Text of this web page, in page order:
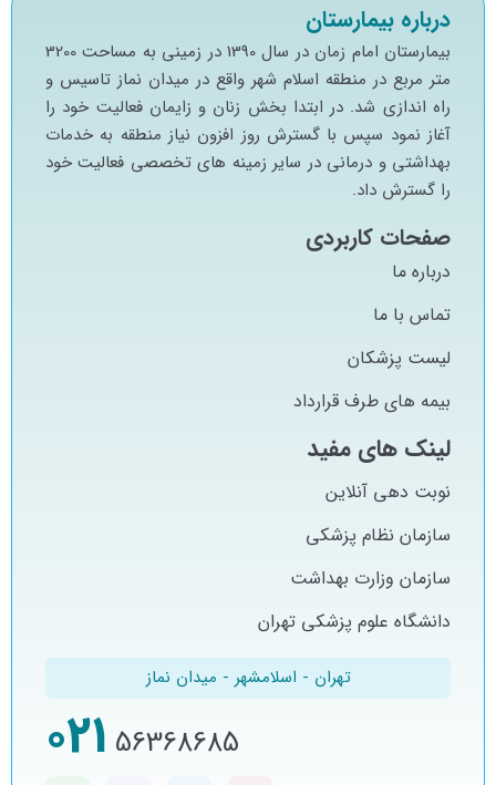
درباره بیمارستان
بيمارستان امام زمان در سال 1390 در زميني به مساحت 3200
متر مربع در منطقه اسلام شهر واقع در ميدان نماز تاسيس و
راه اندازي شد. در ابتدا بخش زنان و زايمان فعاليت خود را
آغاز نمود سپس با گسترش روز افزون نياز منطقه به خدمات
بهداشتي و درماني در ساير زمينه هاي تخصصي فعاليت خود
را گسترش داد.
صفحات کاربردی
درباره ما
تماس با ما
لیست پزشکان
بیمه های طرف قرارداد
لینک های مفید
نوبت دهی آنلاین
سازمان نظام پزشکی
سازمان وزارت بهداشت
دانشگاه علوم پزشکی تهران
تهران - اسلامشهر - میدان نماز
56368685
021